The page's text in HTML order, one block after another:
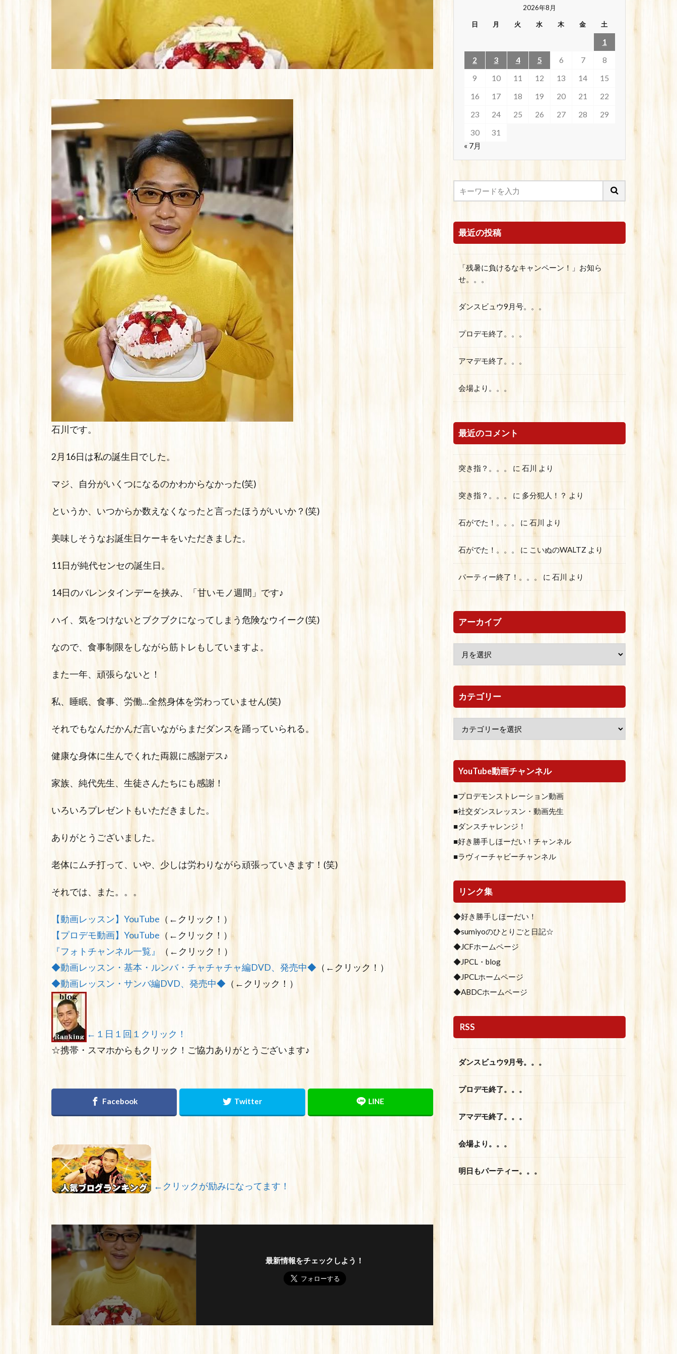
石川です。
2月16日は私の誕生日でした。
マジ、自分がいくつになるのかわからなかった(笑)
というか、いつからか数えなくなったと言ったほうがいいか？(笑)
美味しそうなお誕生日ケーキをいただきました。
11日が純代センセの誕生日。
14日のバレンタインデーを挟み、「甘いモノ週間」です♪
ハイ、気をつけないとブクブクになってしまう危険なウイーク(笑)
なので、食事制限をしながら筋トレもしていますよ。
また一年、頑張らないと！
私、睡眠、食事、労働…全然身体を労わっていません(笑)
それでもなんだかんだ言いながらまだダンスを踊っていられる。
健康な身体に生んでくれた両親に感謝デス♪
家族、純代先生、生徒さんたちにも感謝！
いろいろプレゼントもいただきました。
ありがとうございました。
老体にムチ打って、いや、少しは労わりながら頑張っていきます！(笑)
それでは、また。。。
【動画レッスン】YouTube （←クリック！）
【プロデモ動画】YouTube （←クリック！）
『フォトチャンネル一覧』
（←クリック！）
◆動画レッスン・基本・ルンバ・チャチャチャ編DVD、発売中◆ （←クリック！）
◆動画レッスン・サンバ編DVD、発売中◆ （←クリック！）
←１日１回１クリック！
☆携帯・スマホからもクリック！ご協力ありがとうございます♪
←クリックが励みになってます！
最新情報をチェックしよう！
2026年8月
日 月 火 水 木 金 土
1
2
3 4 5 6 7
8
9
10 11 12 13 14
15
16
17 18 19 20 21
22
23
24 25 26 27 28
29
30
31
« 7月
最近の投稿
「残暑に負けるなキャンペーン！」お知ら
せ。。。
ダンスビュウ9月号。。。
プロデモ終了。。。
アマデモ終了。。。
会場より。。。
最近のコメント
突き指？。。。 に 石川 より
突き指？。。。 に 多分犯人！？ より
石がでた！。。。 に 石川 より
石がでた！。。。 に こいぬのWALTZ より
パーティー終了！。。。 に 石川 より
アーカイブ
カテゴリー
YouTube動画チャンネル
■プロデモンストレーション動画
■社交ダンスレッスン・動画先生
■ダンスチャレンジ！
■好き勝手しほーだい！チャンネル
■ラヴィーチャビーチャンネル
リンク集
◆好き勝手しほーだい！
◆sumiyoのひとりごと日記☆
◆JCFホームページ
◆JPCL・blog
◆JPCLホームページ
◆ABDCホームページ
RSS
ダンスビュウ9月号。。。
プロデモ終了。。。
アマデモ終了。。。
会場より。。。
明日もパーティー。。。